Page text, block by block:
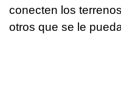
conecten los
otros que se le